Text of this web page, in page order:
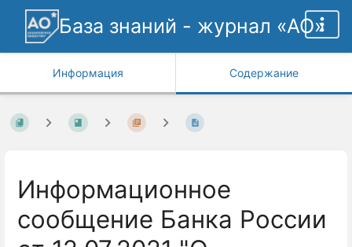
База знаний - журнал «АО»
Информация Содержание
Информационное
сообщение Банка России